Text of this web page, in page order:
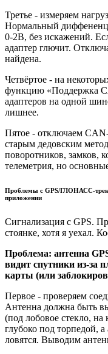
Третье - измеряем
Нормальный
0-2В, без искажений.
адаптер глючит.
найдена.
Четвёртое - на
функцию «Поддержка
адаптеров на одной
лишнее.
Пятое - отключаем
старым дедовским
поворотников, замков,
телеметрия, но
Проблемы с GPS/ГЛОНАСС-
приложении
Сигнализация с GPS.
стоянке, хотя я уехал.
Проблема: антенна
видит спутники из-за
карты (или
Первое - проверяем
Антенна должна быть
(под лобовое стекло,
глубоко под торпедой,
ловятся. Выводим